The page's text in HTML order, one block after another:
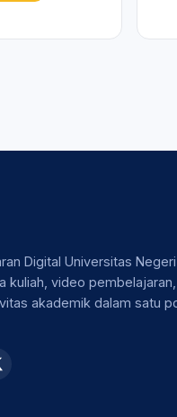
Digital Universitas Negeri
kuliah, video pembelajaran,
akademik dalam satu